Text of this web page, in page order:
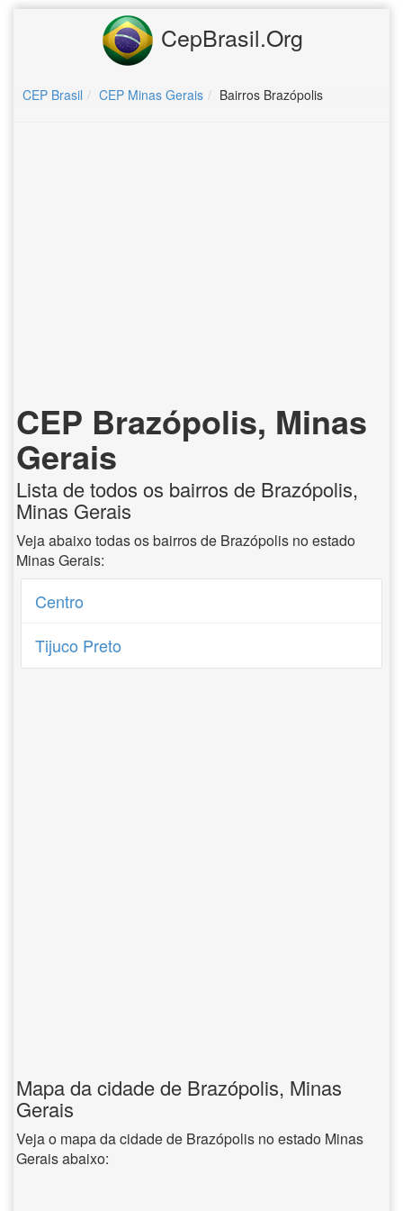
CepBrasil.Org
CEP Brasil CEP Minas Gerais Bairros Brazópolis
CEP Brazópolis, Minas
Gerais
Lista de todos os bairros de Brazópolis,
Minas Gerais
Veja abaixo todas os bairros de Brazópolis no estado
Minas Gerais:
Centro
Tijuco Preto
Mapa da cidade de Brazópolis, Minas
Gerais
Veja o mapa da cidade de Brazópolis no estado Minas
Gerais abaixo: